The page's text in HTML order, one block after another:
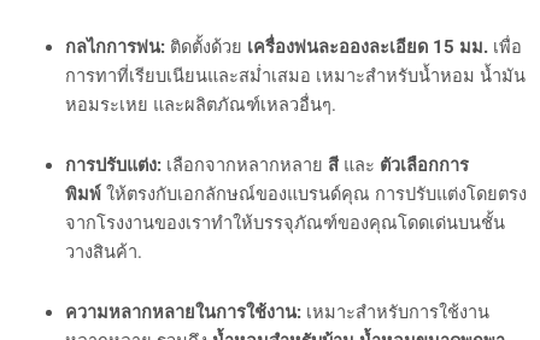
กลไกการพ่น:ติดตั้งด้วย เครื่องพ่นละอองละเอียด 15 มม.เพื่อ
การทาที่เรียบเนียนและสม่ำเสมอ เหมาะสำหรับน้ำหอม น้ำมัน
หอมระเหย และผลิตภัณฑ์เหลวอื่นๆ.
การปรับแต่ง:เลือกจากหลากหลาย สีและ ตัวเลือกการ
พิมพ์ให้ตรงกับเอกลักษณ์ของแบรนด์คุณ การปรับแต่งโดยตรง
จากโรงงานของเราทำให้บรรจุภัณฑ์ของคุณโดดเด่นบนชั้น
วางสินค้า.
ความหลากหลายในการใช้งาน:เหมาะสำหรับการใช้งาน